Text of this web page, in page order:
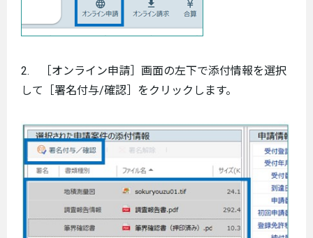
2. ［オンライン申請］画面の左下で添付情報を選択
して［署名付与/確認］をクリックします。